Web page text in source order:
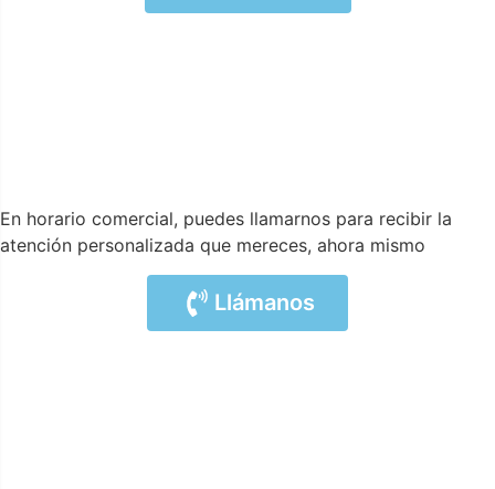
En horario comercial, puedes llamarnos para recibir la
atención personalizada que mereces, ahora mismo
Llámanos